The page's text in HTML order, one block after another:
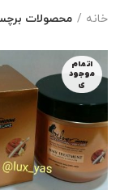
خانه محصولات برچسب
اتمام
موجود
ی